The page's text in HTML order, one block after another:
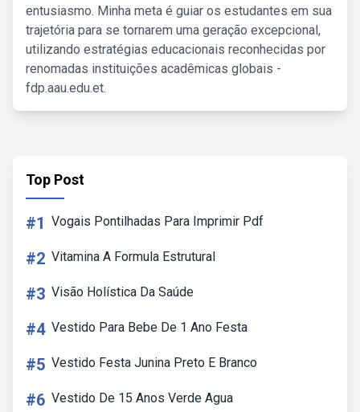
entusiasmo. Minha meta é guiar os estudantes em sua
trajetória para se tornarem uma geração excepcional,
utilizando estratégias educacionais reconhecidas por
renomadas instituições acadêmicas globais -
fdp.aau.edu.et.
Top Post
#1 Vogais Pontilhadas Para Imprimir Pdf
#2 Vitamina A Formula Estrutural
#3 Visão Holística Da Saúde
#4 Vestido Para Bebe De 1 Ano Festa
#5 Vestido Festa Junina Preto E Branco
#6 Vestido De 15 Anos Verde Agua